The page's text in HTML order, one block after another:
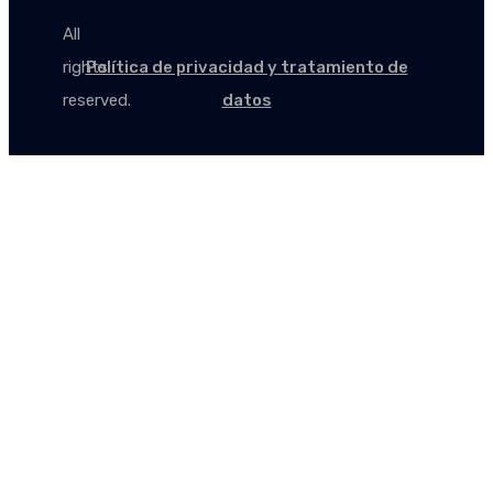
All
rights
reserved.
Política de privacidad y tratamiento de
datos